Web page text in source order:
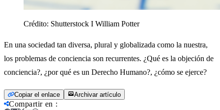
Crédito: Shutterstock I William Potter
En una sociedad tan diversa, plural y globalizada como la nuestra,
los problemas de conciencia son recurrentes. ¿Qué es la objeción de
conciencia?, ¿por qué es un Derecho Humano?, ¿cómo se ejerce?
Copiar el enlace Archivar artículo
Compartir en :